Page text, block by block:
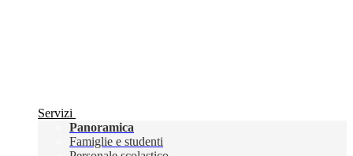
Servizi
Panoramica
Famiglie e studenti